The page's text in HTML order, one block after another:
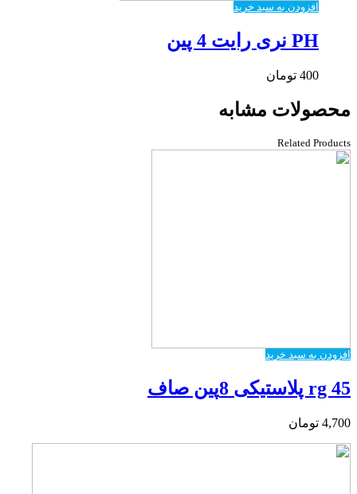
افزودن به سبد خرید
PH نری رایت 4 پین
400 تومان
محصولات مشابه
Related Products
افزودن به سبد خرید
rg 45 پلاستیکی 8پین صاف
4,700 تومان